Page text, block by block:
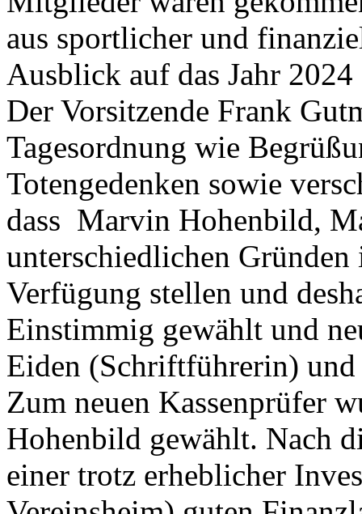
aus sportlicher und
Ausblick auf das Jahr 2024
Der Vorsitzende Frank
Tagesordnung wie
Totengedenken sowie
dass Marvin Hohenbild,
unterschiedlichen Gründen
Verfügung stellen und
Einstimmig gewählt und
Eiden (Schriftführerin)
Zum neuen Kassenprüfer
Hohenbild gewählt. Nach
einer trotz erheblicher